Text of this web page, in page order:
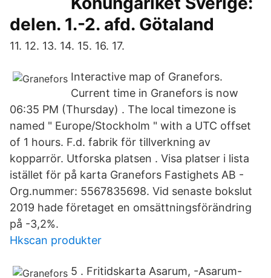
delen. 1.-2. afd. Götaland
11. 12. 13. 14. 15. 16. 17.
Interactive map of Granefors.
Current time in Granefors is now
06:35 PM (Thursday) . The local timezone is
named " Europe/Stockholm " with a UTC offset
of 1 hours. F.d. fabrik för tillverkning av
kopparrör. Utforska platsen . Visa platser i lista
istället för på karta Granefors Fastighets AB -
Org.nummer: 5567835698. Vid senaste bokslut
2019 hade företaget en omsättningsförändring
på -3,2%.
Hkscan produkter
5 . Fritidskarta Asarum, -Asarum-